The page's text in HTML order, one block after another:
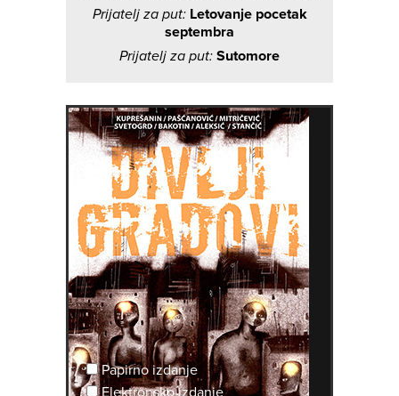
Prijatelj za put: Letovanje pocetak
septembra
Prijatelj za put: Sutomore
Papirno izdanje
Elektronsko izdanje